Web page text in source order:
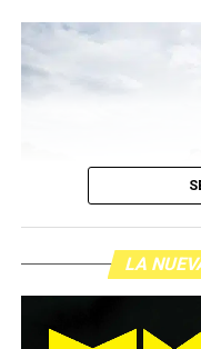
Fotos: Sebastián Smok
LA